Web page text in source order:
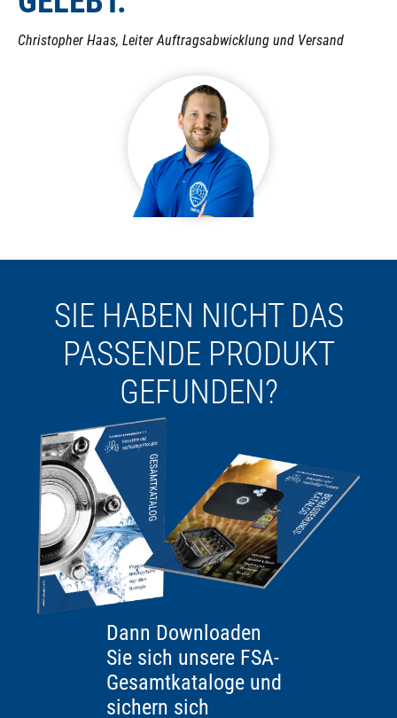
Christopher Haas, Leiter Auftragsabwicklung und Versand
SIE HABEN NICHT DAS
PASSENDE PRODUKT
GEFUNDEN?
Dann Downloaden
Sie sich unsere FSA-
Gesamtkataloge und
sichern sich